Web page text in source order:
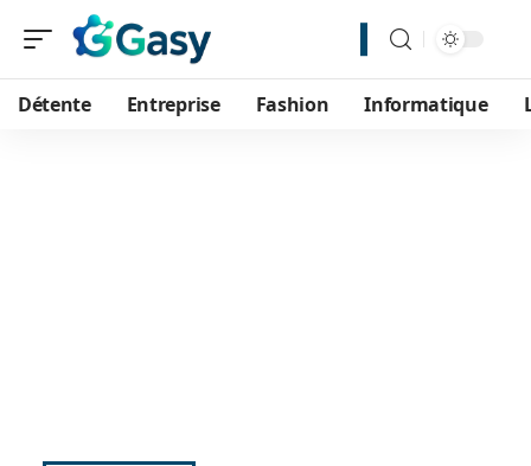
Détente Entreprise Fashion Informatique